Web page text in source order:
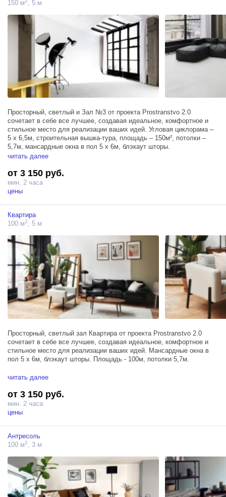
150 м , 5 м
Просторный, светлый и Зал №3 от проекта Prostranstvo 2.0
сочетает в себе все лучшее, создавая идеальное, комфортное и
стильное место для реализации ваших идей. Угловая циклорама –
5 х 6,5м, строительная вышка-тура, площадь – 150м², потолки –
5,7м, мансардные окна в пол 5 х 6м, блэкаут шторы.
окнами, фрост-рамой 200х200 см, блэкаут шторами, позволяющими
удобно регулировать поступающий солнечный свет и гримерным
столом.
читать далее
от 3 150 руб.
мин. 2 часа
цены
Квартира
100 м2, 5 м
Просторный, светлый зал Квартира от проекта Prostranstvo 2.0
сочетает в себе все лучшее, создавая идеальное, комфортное и
стильное место для реализации ваших идей. Мансардные окна в
пол 5 х 6м, блэкаут шторы. Площадь - 100м, потолки 5,7м.
Зал располагает тремя источниками Profoto D1 500, большим
поступающий солнечный свет, и гримерным столом.
читать далее
от 3 150 руб.
мин. 2 часа
цены
Антресоль
100 м2 , 3 м